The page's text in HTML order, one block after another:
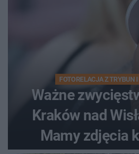
FOTORELACJA Z TRYBUN
Ważne
Kraków nad
Mamy zdjęcia